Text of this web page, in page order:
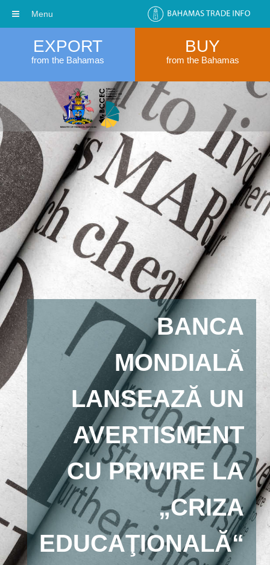
EXPORT
from the Bahamas
BUY
from the Bahamas
BANCA
MONDIALĂ
LANSEAZĂ UN
AVERTISMENT
CU PRIVIRE LA
„CRIZA
EDUCAŢIONALĂ“
Menu